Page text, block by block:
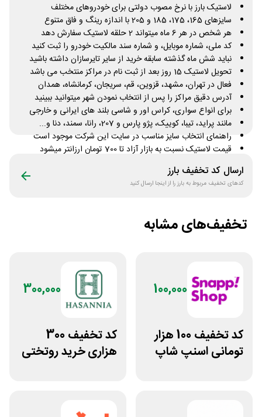
لاستیک بارز با نرخ مصوب دولتی برای خودروهای مختلف
سایزهای 165، 175، 185 و 205 با اندازه رینگ و فاق متنوع
هر شخص در هر 6 ماه میتواند 2 حلقه لاستیک سفارش دهد
کد ملی، شماره موبایل، و شماره سند مالکیت خودرو را ثبت کنید
نباید شش ماه گذشته سابقه خرید از سایر تایرسازان داشته باشید
تحویل لاستیک 15 روز بعد از ثبت نام در مراکز منتخب می باشد
فعال در تهران، مشهد، قزوین، قم، سریجان، کرمانشاه، همدان
آدرس دقیق مراکز را پس از انتخاب نمودن شهر میتوانید ببینید
برای انواع سواری، کراس اور و شاسی بلند های ایرانی و خارجی
مانند پراید، تیبا، کوییک، پژو پارس و 207، رانا، سمند، دنا و...
راهنمای انتخاب سایز مناسب در سایت این شرکت موجود است
قیمت لاستیک نسبت به بازار آزاد تا 700 تومان ارزانتر میشود
سفارش آنلاین لاستیک بارز با نرخ مصوب دولتی در «لینک خرید»
دریافت کد تخفیف
تعداد محدود
ارسال کد تخفیف بارز
کدهای تخفیف مربوط بهبارزرا از اینجا ارسال کنید
تخفیف‌های مشابه
100,000
کد تخفیف 100 هزار
تومانی اسنپ شاپ
300,000
کد تخفیف 300
هزاری خرید روتختی